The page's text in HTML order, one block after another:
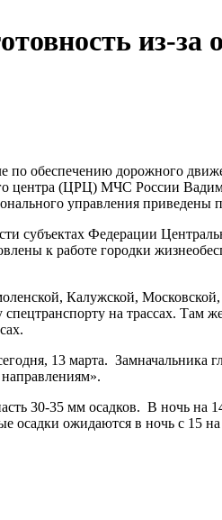
из-за
по обеспечению дорожного
центра (ЦРЦ) МЧС России
управления
Федерации
к работе городки
Калужской, Московской,
на трассах.
13 марта.
30-35 мм осадков. В ночь
осадки ожидаются в ночь с 15